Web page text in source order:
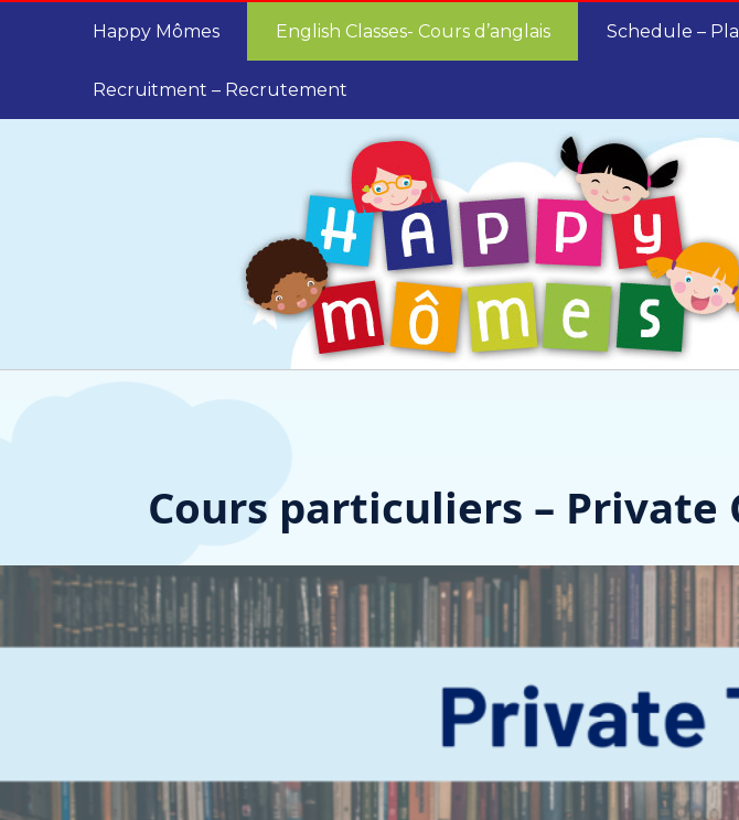
Happy Mômes English Classes- Cours d’anglais Schedule –
Recruitment – Recrutement
Cours particuliers – Private